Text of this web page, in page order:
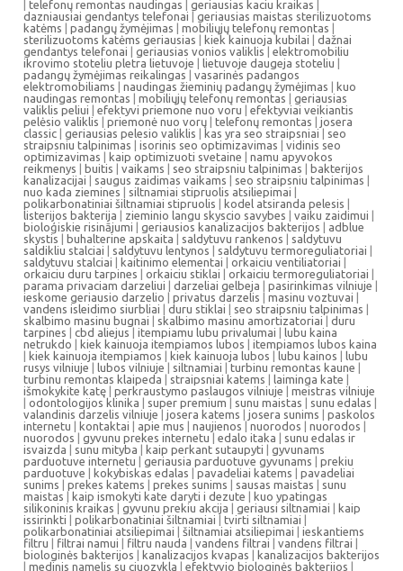
telefonų remontas naudingas geriausias kaciu kraikas
dazniausiai gendantys telefonai | geriausias maistas sterilizuotoms
katėms | padangų žymėjimas | mobiliųjų telefonų remontas |
sterilizuotoms katėms geriausias | kiek kainuoja kubilai | dažnai
gendantys telefonai | geriausias vonios valiklis | elektromobiliu
ikrovimo stoteliu pletra lietuvoje | lietuvoje daugeja stoteliu |
padangų žymėjimas reikalingas | vasarinės padangos
elektromobiliams | naudingas žieminių padangų žymėjimas | kuo
naudingas remontas | mobiliųjų telefonų remontas | geriausias
valiklis peliui | efektyvi priemone nuo voru | efektyviai veikiantis
pelėsio valiklis | priemonė nuo vorų | telefonų remontas | josera
classic | geriausias pelesio valiklis | kas yra seo straipsniai | seo
straipsniu talpinimas | isorinis seo optimizavimas | vidinis seo
optimizavimas | kaip optimizuoti svetaine | namu apyvokos
reikmenys | buitis | vaikams | seo straipsniu talpinimas | bakterijos
kanalizacijai | saugus zaidimas vaikams | seo straipsniu talpinimas |
nuo kada ziemines | siltnamiai stipruolis atsiliepimai |
polikarbonatiniai šiltnamiai stipruolis | kodel atsiranda pelesis |
listerijos bakterija | zieminio langu skyscio savybes | vaiku zaidimui |
bioloģiskie risinājumi | geriausios kanalizacijos bakterijos | adblue
skystis | buhalterine apskaita | saldytuvu rankenos | saldytuvu
saldikliu stalciai | saldytuvu lentynos | saldytuvu termoreguliatoriai |
saldytuvu stalciai | kaitinimo elementai | orkaiciu ventiliatoriai |
orkaiciu duru tarpines | orkaiciu stiklai | orkaiciu termoreguliatoriai |
parama privaciam darzeliui | darzeliai gelbeja | pasirinkimas vilniuje |
ieskome geriausio darzelio | privatus darzelis | masinu voztuvai |
vandens isleidimo siurbliai | duru stiklai | seo straipsniu talpinimas |
skalbimo masinu bugnai | skalbimo masinu amortizatoriai | duru
tarpines | cbd aliejus | itempiamu lubu privalumai | lubu kaina
netrukdo | kiek kainuoja itempiamos lubos | itempiamos lubos kaina
| kiek kainuoja itempiamos | kiek kainuoja lubos | lubu kainos | lubu
rusys vilniuje | lubos vilniuje | siltnamiai | turbinu remontas kaune |
turbinu remontas klaipeda | straipsniai katems | laiminga kate |
išmokykite katę | perkraustymo paslaugos vilniuje | meistras vilniuje
| odontologijos klinika | super premium | sunu maistas | sunu edalas |
valandinis darzelis vilniuje | josera katems | josera sunims | paskolos
internetu | kontaktai | apie mus | naujienos | nuorodos | nuorodos |
nuorodos | gyvunu prekes internetu | edalo itaka | sunu edalas ir
isvaizda | sunu mityba | kaip perkant sutaupyti | gyvunams
parduotuve internetu | geriausia parduotuve gyvunams | prekiu
parduotuve | kokybiskas edalas | pavadeliai katems | pavadeliai
sunims | prekes katems | prekes sunims | sausas maistas | sunu
maistas | kaip ismokyti kate daryti i dezute | kuo ypatingas
silikoninis kraikas | gyvunu prekiu akcija | geriausi siltnamiai | kaip
issirinkti | polikarbonatiniai šiltnamiai | tvirti siltnamiai |
polikarbonatiniai atsiliepimai | šiltnamiai atsiliepimai | ieskantiems
filtru | filtrai namui | filtru nauda | vandens filtrai | vandens filtrai |
biologinės bakterijos | kanalizacijos kvapas | kanalizacijos bakterijos
| medinis namelis su ciuozykla | efektyvio biologinės bakterijos |